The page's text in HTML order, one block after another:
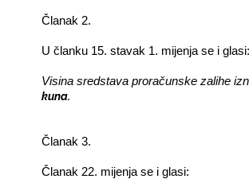
Članak 2.
U članku 15. stavak 1. mijenja se i glasi:
Visina sredstava proračunske zalihe
kuna.
Članak 3.
Članak 22. mijenja se i glasi: